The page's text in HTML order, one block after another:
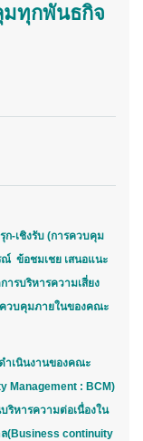
ทุกพันธกิจ
ก-เชิงรับ (การควบคุม
ณ์ ข้อชมเชย เสนอแนะ
ารบริหารความเสี่ยง
ควบคุมภายในของคณะ
ำเนินงานของคณะ
Management : BCM)
ริหารความต่อเนื่องใน
(Business continuity